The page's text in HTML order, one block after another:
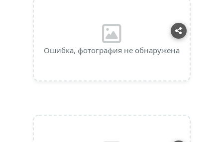
Ошибка, фотография не обнаружена